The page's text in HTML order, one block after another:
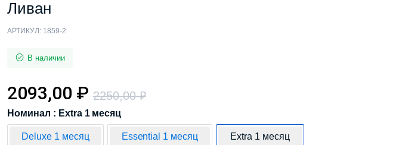
Ливан
АРТИКУЛ: 1859-2
В наличии
2250,00₽
2093,00 ₽
Номинал : Extra 1 месяц
Deluxe 1 месяц Essential 1 месяц Extra 1 месяц